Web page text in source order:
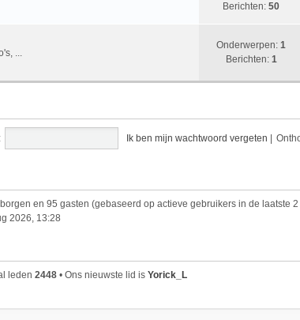
Berichten: 50
...
Onderwerpen: 1
Berichten: 1
Ik ben mijn wachtwoord vergeten
en 95 gasten (gebaseerd op actieve gebruikers in de laatste
2026, 13:28
leden 2448 • Ons nieuwste lid is Yorick_L